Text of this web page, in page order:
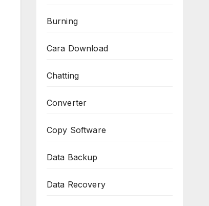
Burning
Cara Download
Chatting
Converter
Copy Software
Data Backup
Data Recovery